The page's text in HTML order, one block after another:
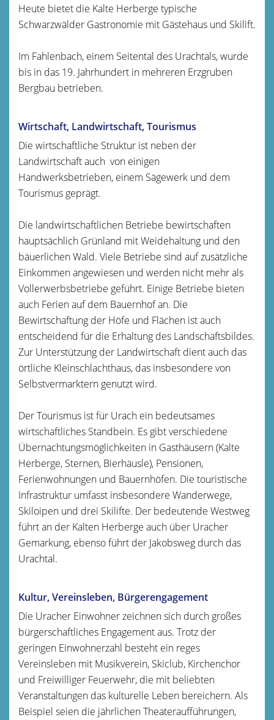
Heute bietet die Kalte Herberge typische
Schwarzwälder Gastronomie mit Gästehaus und Skilift.
Im Fahlenbach, einem Seitental des Urachtals, wurde
bis in das 19. Jahrhundert in mehreren Erzgruben
Bergbau betrieben.
Wirtschaft, Landwirtschaft, Tourismus
Die wirtschaftliche Struktur ist neben der
Landwirtschaft auch von einigen
Handwerksbetrieben, einem Sägewerk und dem
Tourismus geprägt.
Die landwirtschaftlichen Betriebe bewirtschaften
hauptsächlich Grünland mit Weidehaltung und den
bäuerlichen Wald. Viele Betriebe sind auf zusätzliche
Einkommen angewiesen und werden nicht mehr als
Vollerwerbsbetriebe geführt. Einige Betriebe bieten
auch Ferien auf dem Bauernhof an. Die
Bewirtschaftung der Höfe und Flächen ist auch
entscheidend für die Erhaltung des Landschaftsbildes.
Zur Unterstützung der Landwirtschaft dient auch das
örtliche Kleinschlachthaus, das insbesondere von
Selbstvermarktern genutzt wird.
Der Tourismus ist für Urach ein bedeutsames
wirtschaftliches Standbein. Es gibt verschiedene
Übernachtungsmöglichkeiten in Gasthäusern (Kalte
Herberge, Sternen, Bierhäusle), Pensionen,
Ferienwohnungen und Bauernhöfen. Die touristische
Infrastruktur umfasst insbesondere Wanderwege,
Skiloipen und drei Skilifte. Der bedeutende Westweg
führt an der Kalten Herberge auch über Uracher
Gemarkung, ebenso führt der Jakobsweg durch das
Urachtal.
Kultur, Vereinsleben, Bürgerengagement
Die Uracher Einwohner zeichnen sich durch großes
bürgerschaftliches Engagement aus. Trotz der
geringen Einwohnerzahl besteht ein reges
Vereinsleben mit Musikverein, Skiclub, Kirchenchor
und Freiwilliger Feuerwehr, die mit beliebten
Veranstaltungen das kulturelle Leben bereichern. Als
Beispiel seien die jährlichen Theateraufführungen,